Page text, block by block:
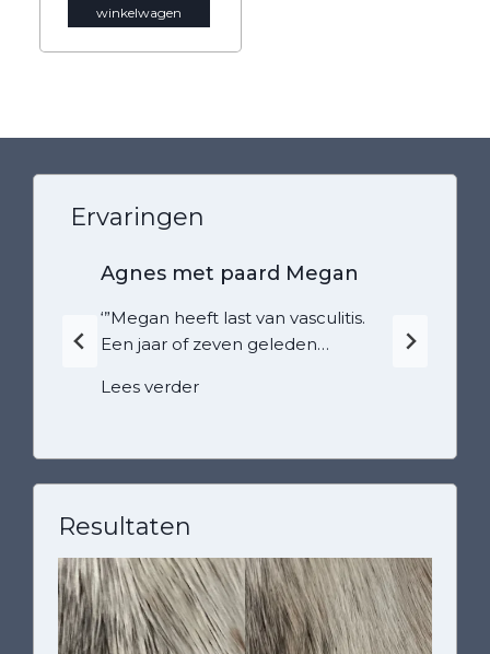
winkelwagen
Ervaringen
Agnes met paard Megan
‘”Megan heeft last van vasculitis.
Een jaar of zeven geleden…
Lees verderA
e
s
t
p
a
a
Resultaten